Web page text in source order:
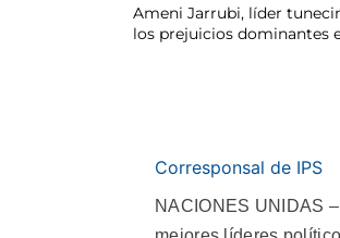
Ameni Jarrubi, líder
los prejuicios dominantes
Corresponsal de IPS
NACIONES UNIDAS